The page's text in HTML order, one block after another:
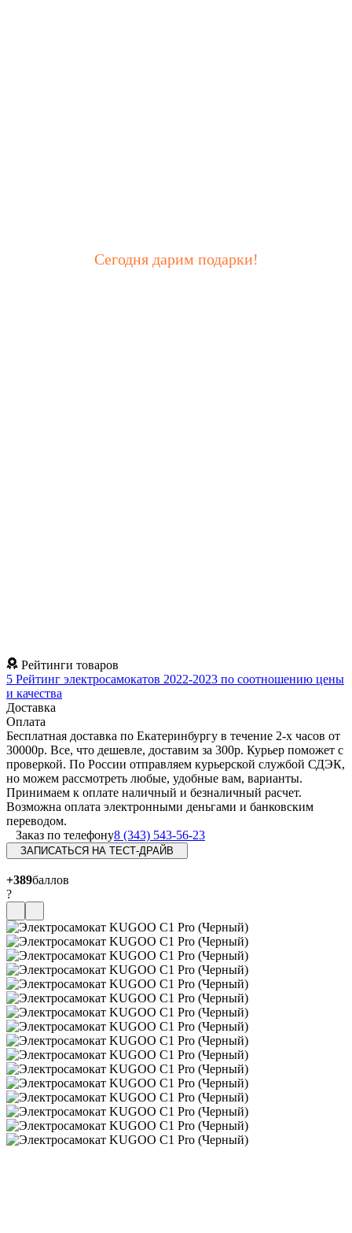
Сегодня дарим подарки!
Рейтинги товаров
5 Рейтинг электросамокатов 2022-2023 по соотношению цены
и качества
Доставка
Оплата
Бесплатная доставка по Екатеринбургу в течение 2-х часов от
30000р. Все, что дешевле, доставим за 300р. Курьер поможет с
проверкой. По России отправляем курьерской службой СДЭК,
но можем рассмотреть любые, удобные вам, варианты.
Принимаем к оплате наличный и безналичный расчет.
Возможна оплата электронными деньгами и банковским
переводом.
Заказ по телефону8 (343) 543-56-23
ЗАПИСАТЬСЯ НА ТЕСТ-ДРАЙВ
+389баллов
?